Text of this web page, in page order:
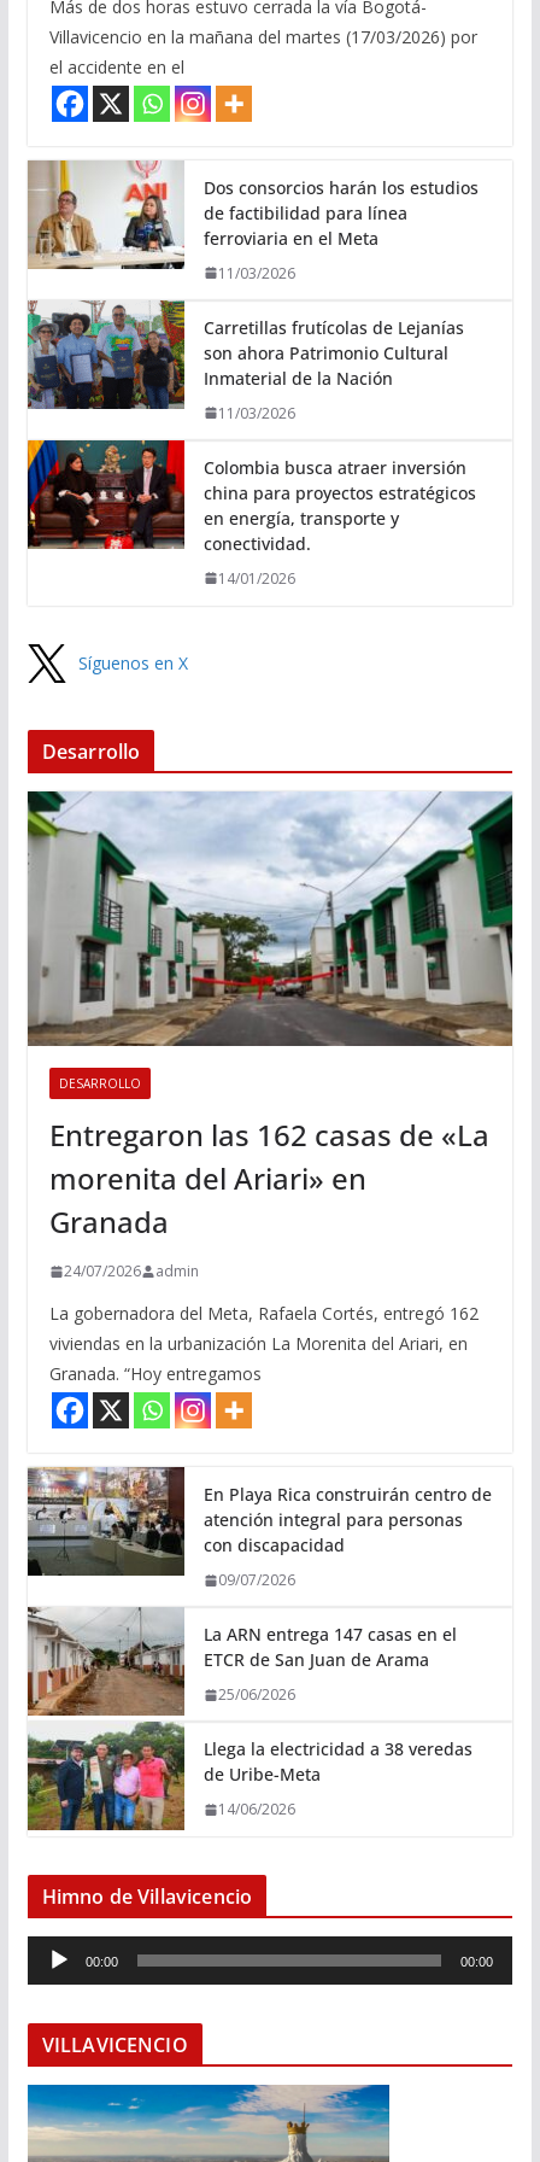
Más de dos horas estuvo cerrada la vía Bogotá-
Villavicencio en la mañana del martes (17/03/2026) por
el accidente en el
Dos consorcios harán los estudios
de factibilidad para línea
ferroviaria en el Meta
11/03/2026
Carretillas frutícolas de Lejanías
son ahora Patrimonio Cultural
Inmaterial de la Nación
11/03/2026
Colombia busca atraer inversión
china para proyectos estratégicos
en energía, transporte y
conectividad.
14/01/2026
Síguenos en X
Desarrollo
DESARROLLO
Entregaron las 162 casas de «La
morenita del Ariari» en
Granada
24/07/2026 admin
La gobernadora del Meta, Rafaela Cortés, entregó 162
viviendas en la urbanización La Morenita del Ariari, en
Granada. “Hoy entregamos
En Playa Rica construirán centro de
atención integral para personas
con discapacidad
09/07/2026
La ARN entrega 147 casas en el
ETCR de San Juan de Arama
25/06/2026
Llega la electricidad a 38 veredas
de Uribe-Meta
14/06/2026
Himno de Villavicencio
e
o
d
u
00:00 00:00
VILLAVICENCIO